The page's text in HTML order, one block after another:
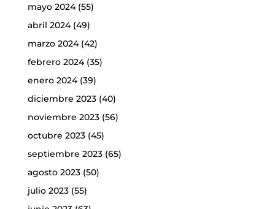
mayo 2024(55)
abril 2024(49)
marzo 2024(42)
febrero 2024(35)
enero 2024(39)
diciembre 2023(40)
noviembre 2023(56)
octubre 2023(45)
septiembre 2023(65)
agosto 2023(50)
julio 2023(55)